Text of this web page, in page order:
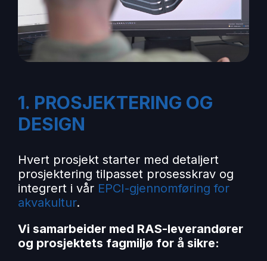
1. PROSJEKTERING OG
DESIGN
Hvert prosjekt starter med detaljert
prosjektering tilpasset prosesskrav og
integrert i vår EPCI-gjennomføring for
akvakultur.
Vi samarbeider med RAS-leverandører
og prosjektets fagmiljø for å sikre: